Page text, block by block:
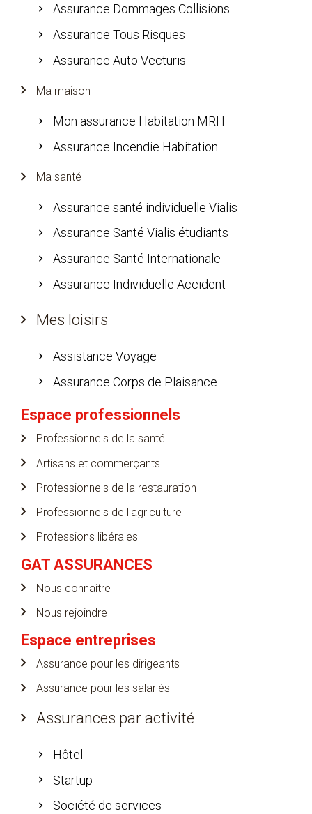
Assurance Dommages Collisions
Assurance Tous Risques
Assurance Auto Vecturis
Ma maison
Mon assurance Habitation MRH
Assurance Incendie Habitation
Ma santé
Assurance santé individuelle Vialis
Assurance Santé Vialis étudiants
Assurance Santé Internationale
Assurance Individuelle Accident
Mes loisirs
Assistance Voyage
Assurance Corps de Plaisance
Espace professionnels
Professionnels de la santé
Artisans et commerçants
Professionnels de la restauration
Professionnels de l'agriculture
Professions libérales
GAT ASSURANCES
Nous connaitre
Nous rejoindre
Espace entreprises
Assurance pour les dirigeants
Assurance pour les salariés
Assurances par activité
Hôtel
Startup
Société de services